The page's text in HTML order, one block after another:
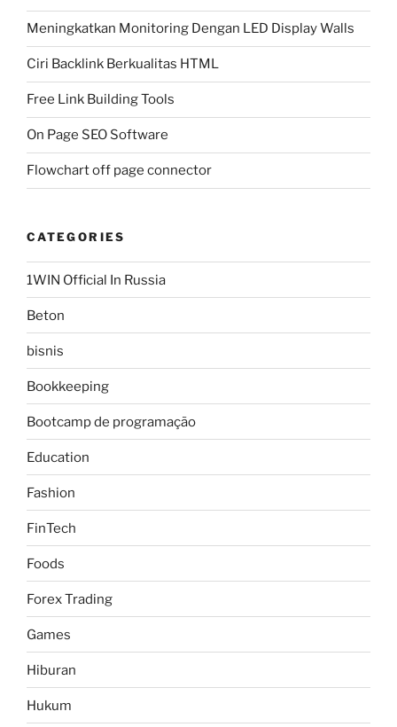
Meningkatkan Monitoring Dengan LED Display Walls
Ciri Backlink Berkualitas HTML
Free Link Building Tools
On Page SEO Software
Flowchart off page connector
CATEGORIES
1WIN Official In Russia
Beton
bisnis
Bookkeeping
Bootcamp de programação
Education
Fashion
FinTech
Foods
Forex Trading
Games
Hiburan
Hukum